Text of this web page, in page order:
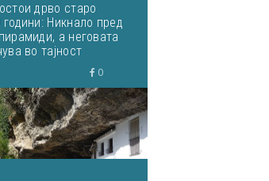
дрво старо
Никнало пред
а неговата
во тајност
0